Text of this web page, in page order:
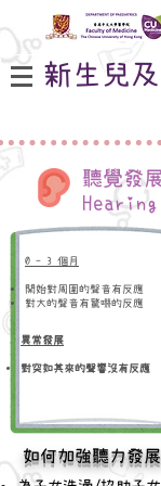
新生兒
聽覺發
Hearing
0 - 3 個月
​開始對周圍的聲音有反應
​對大的聲音有驚嚇的反應
異常發展
對突如其來的聲響沒有反應
如何加強聽力發